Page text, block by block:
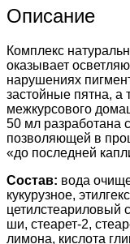
Описание
Комплекс
оказывает
нарушениях
застойные пятна, а
межкурсового
50 мл разработана
позволяющей в
«до последней
Состав: вода
кукурузное,
цетилстеариловый
ши, стеарет-2,
лимона, кислота